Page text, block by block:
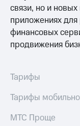
связи, но и
приложениях
финансовых
продвижения
Тарифы
Тарифы
МТС Проще